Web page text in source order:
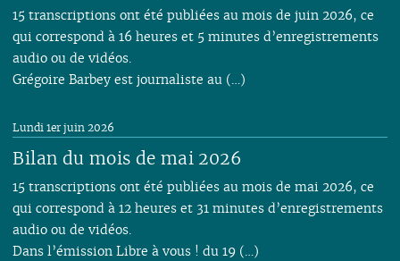
15 transcriptions ont été publiées au mois de juin 2026, ce
qui correspond à 16 heures et 5 minutes d’enregistrements
audio ou de vidéos.
Grégoire Barbey est journaliste au (…)
Bilan du mois de mai 2026
Lundi 1er juin 2026
15 transcriptions ont été publiées au mois de mai 2026, ce
qui correspond à 12 heures et 31 minutes d’enregistrements
audio ou de vidéos.
Dans l’émission Libre à vous ! du 19 (…)